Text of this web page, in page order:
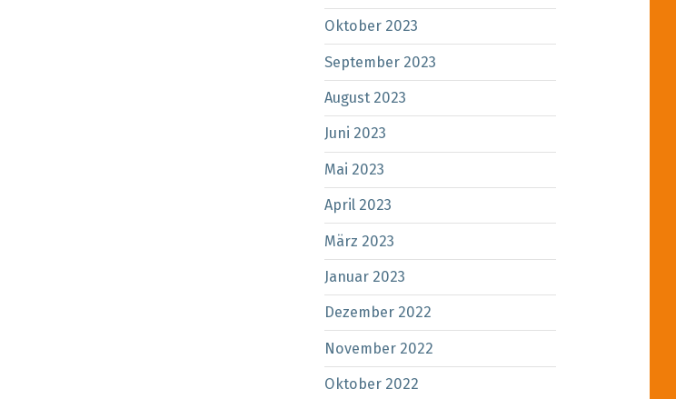
Oktober 2023
September 2023
August 2023
Juni 2023
Mai 2023
April 2023
März 2023
Januar 2023
Dezember 2022
November 2022
Oktober 2022